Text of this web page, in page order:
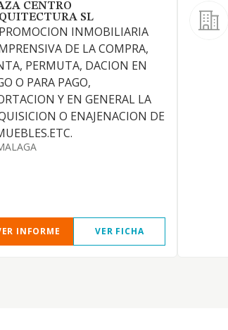
CENTRO
SL
INMOBILIARIA
DE LA COMPRA,
PERMUTA, DACION EN
O PARA PAGO,
Y EN GENERAL LA
O ENAJENACION DE
INFORME VER FICHA